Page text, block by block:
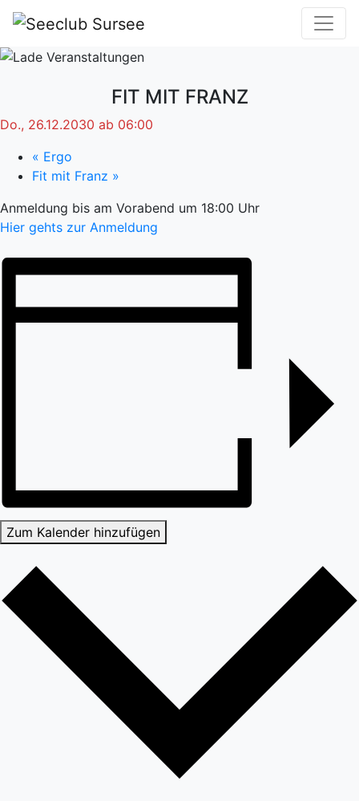
FIT MIT FRANZ
Do., 26.12.2030 ab 06:00
« Ergo
Fit mit Franz »
Anmeldung bis am Vorabend um 18:00 Uhr
Hier gehts zur Anmeldung
Zum Kalender hinzufügen